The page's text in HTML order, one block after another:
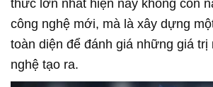
thức lớn nhất hiện nay không còn
công nghệ mới, mà là xây dựng
toàn diện để đánh giá những giá trị
nghệ tạo ra.